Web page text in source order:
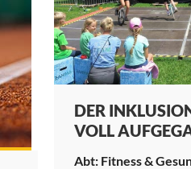
DER
VOLL
Fitness &